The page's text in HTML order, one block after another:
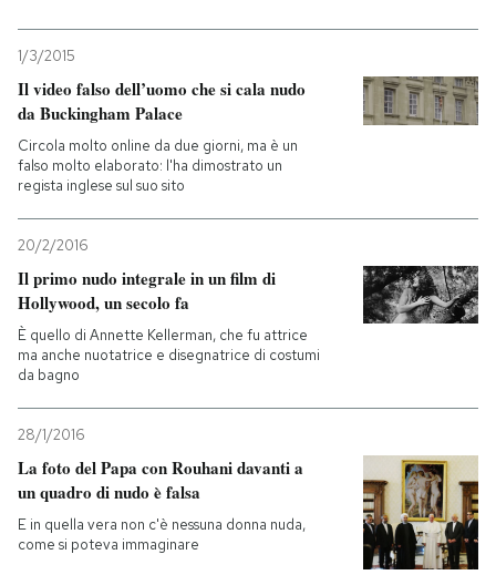
1/3/2015
Il video falso dell’uomo che si cala nudo
da Buckingham Palace
Circola molto online da due giorni, ma è un
falso molto elaborato: l'ha dimostrato un
regista inglese sul suo sito
20/2/2016
Il primo nudo integrale in un film di
Hollywood, un secolo fa
È quello di Annette Kellerman, che fu attrice
ma anche nuotatrice e disegnatrice di costumi
da bagno
28/1/2016
La foto del Papa con Rouhani davanti a
un quadro di nudo è falsa
E in quella vera non c'è nessuna donna nuda,
come si poteva immaginare